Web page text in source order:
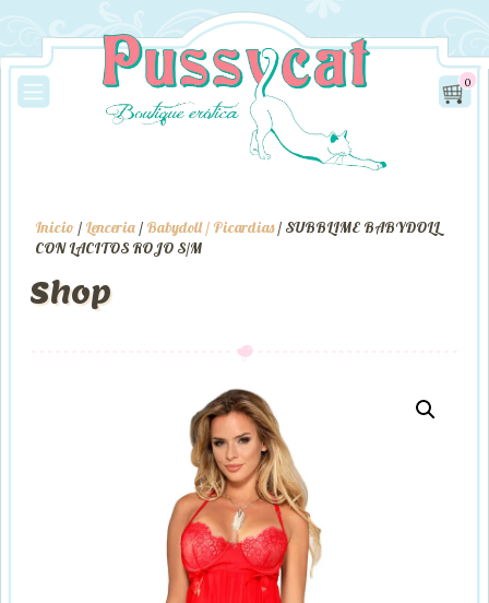
0
Inicio / Lenceria / Babydoll / Picardias/ SUBBLIME BABYDOLL
CON LACITOS ROJO S/M
Shop